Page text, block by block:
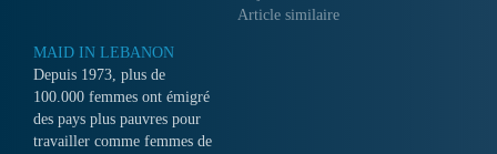
Article similaire
MAID IN LEBANON
Depuis 1973, plus de
100.000 femmes ont émigré
des pays plus pauvres pour
travailler comme femmes de